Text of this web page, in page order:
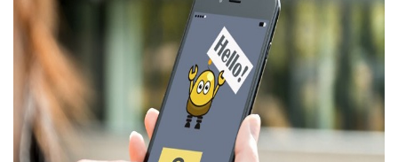
Свяжитесь с нами